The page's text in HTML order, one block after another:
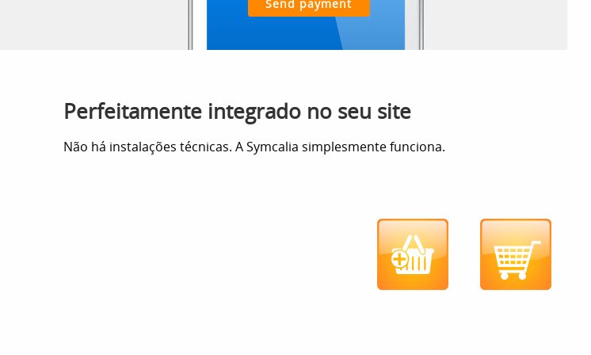
Perfeitamente integrado no seu site
Não há instalações técnicas. A Symcalia simplesmente funciona.